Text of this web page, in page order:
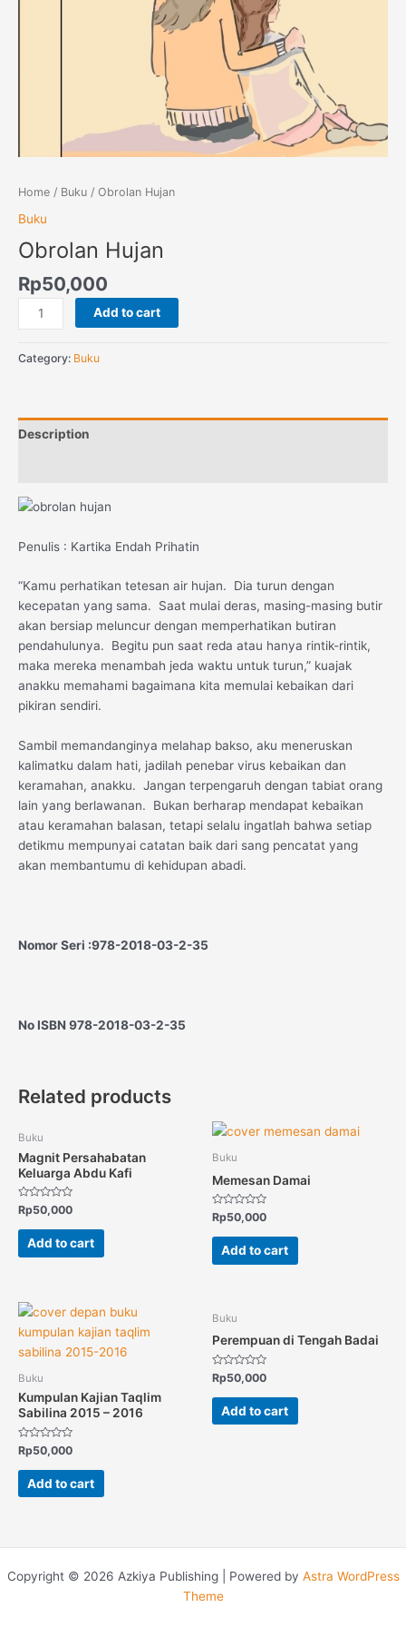
Home / Buku / Obrolan Hujan
Buku
Obrolan Hujan
Rp50,000
Add to cart
Category: Buku
Description
Penulis : Kartika Endah Prihatin
“Kamu perhatikan tetesan air hujan. Dia turun dengan
kecepatan yang sama. Saat mulai deras, masing-masing butir
akan bersiap meluncur dengan memperhatikan butiran
pendahulunya. Begitu pun saat reda atau hanya rintik-rintik,
maka mereka menambah jeda waktu untuk turun,” kuajak
anakku memahami bagaimana kita memulai kebaikan dari
pikiran sendiri.
Sambil memandanginya melahap bakso, aku meneruskan
kalimatku dalam hati, jadilah penebar virus kebaikan dan
keramahan, anakku. Jangan terpengaruh dengan tabiat orang
lain yang berlawanan. Bukan berharap mendapat kebaikan
atau keramahan balasan, tetapi selalu ingatlah bahwa setiap
detikmu mempunyai catatan baik dari sang pencatat yang
akan membantumu di kehidupan abadi.
Nomor Seri :978-2018-03-2-35
No ISBN978-2018-03-2-35
Related products
Buku
Magnit Persahabatan
Keluarga Abdu Kafi
Rated
0
out
Rp50,000
Add to cart
Buku
Memesan Damai
Rated
0
out
Rp50,000
Add to cart
Buku
Kumpulan Kajian Taqlim
Sabilina 2015 – 2016
Rated
0
out
Rp50,000
Add to cart
Buku
Perempuan di Tengah Badai
Rated
0
out
Rp50,000
Add to cart
Copyright © 2026 Azkiya Publishing | Powered by Astra WordPress
Theme